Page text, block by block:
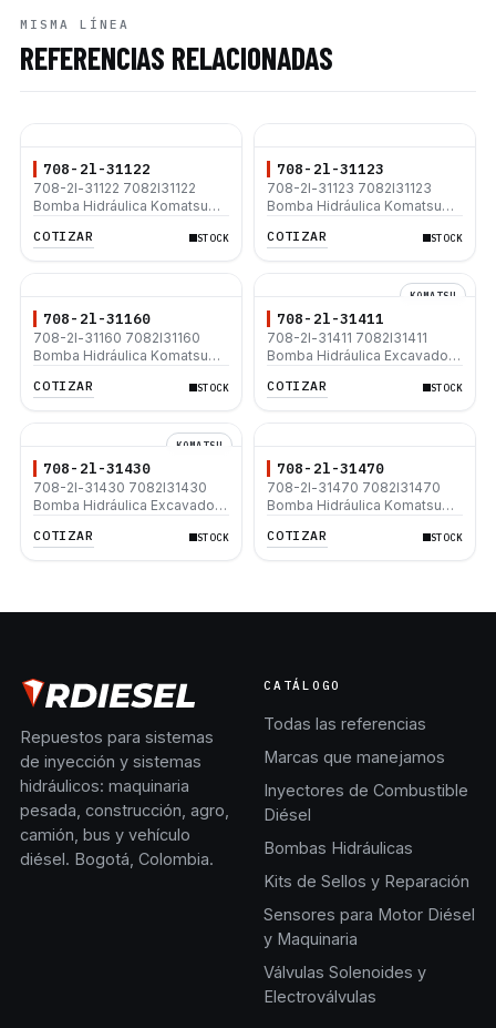
MISMA LÍNEA
REFERENCIAS RELACIONADAS
708-2l-31122
708-2l-31122 7082l31122
Bomba Hidráulica Komatsu
COTIZAR STOCK
708-2l-31123
708-2l-31123 7082l31123
Bomba Hidráulica Komatsu
COTIZAR STOCK
708-2l-31160
708-2l-31160 7082l31160
Bomba Hidráulica Komatsu
COTIZAR STOCK
KOMATSU
708-2l-31411
708-2l-31411 7082l31411
Bomba Hidráulica Excavadora
8K
COTIZAR STOCK
KOMATSU
708-2l-31430
708-2l-31430 7082l31430
Bomba Hidráulica Excavadora
8K
COTIZAR STOCK
708-2l-31470
708-2l-31470 7082l31470
Bomba Hidráulica Komatsu
8
COTIZAR STOCK
Repuestos para sistemas
de inyección y sistemas
hidráulicos: maquinaria
pesada, construcción, agro,
camión, bus y vehículo
diésel. Bogotá, Colombia.
CATÁLOGO
Todas las referencias
Marcas que manejamos
Inyectores de Combustible
Diésel
Bombas Hidráulicas
Kits de Sellos y Reparación
Sensores para Motor Diésel
y Maquinaria
Válvulas Solenoides y
Electroválvulas